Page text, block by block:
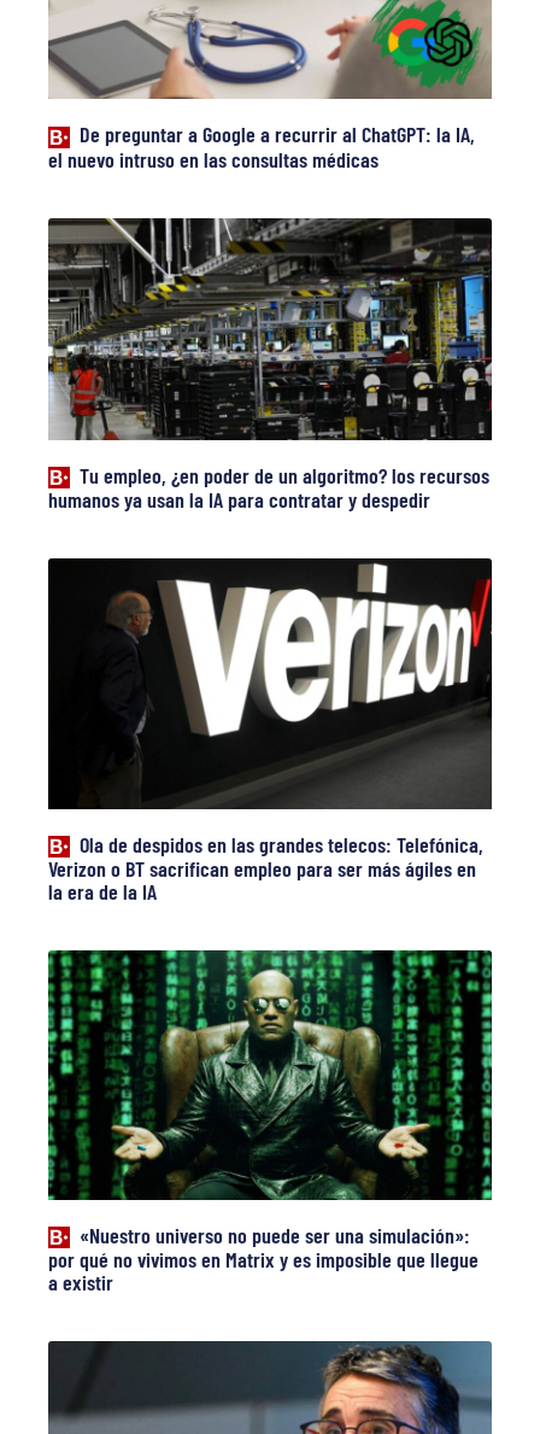
De preguntar a Google a recurrir al ChatGPT: la IA,
el nuevo intruso en las consultas médicas
Tu empleo, ¿en poder de un algoritmo? los recursos
humanos ya usan la IA para contratar y despedir
Ola de despidos en las grandes telecos: Telefónica,
Verizon o BT sacrifican empleo para ser más ágiles en
la era de la IA
«Nuestro universo no puede ser una simulación»:
por qué no vivimos en Matrix y es imposible que llegue
a existir